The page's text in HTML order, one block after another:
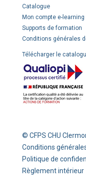
Catalogue
Mon compte e-learning
Supports de formation
Conditions générales
Télécharger le
© CFPS CHU
Conditions
Politique de
Règlement intérieur